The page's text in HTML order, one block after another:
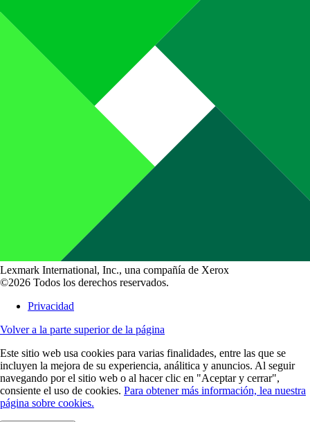
Lexmark International, Inc., una compañía de Xerox
©2026 Todos los derechos reservados.
Privacidad
Volver a la parte superior de la página
Este sitio web usa cookies para varias finalidades, entre las que se
incluyen la mejora de su experiencia, análitica y anuncios. Al seguir
navegando por el sitio web o al hacer clic en "Aceptar y cerrar",
consiente el uso de cookies. Para obtener más información, lea nuestra
página sobre cookies.